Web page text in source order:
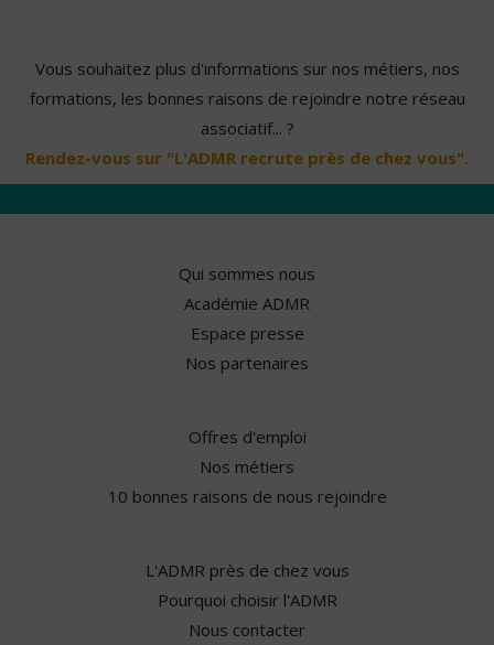
Vous souhaitez plus d'informations sur nos métiers, nos
formations, les bonnes raisons de rejoindre notre réseau
associatif... ?
Rendez-vous sur "L'ADMR recrute près de chez vous".
Qui sommes nous
Académie ADMR
Espace presse
Nos partenaires
Offres d'emploi
Nos métiers
10 bonnes raisons de nous rejoindre
L'ADMR près de chez vous
Pourquoi choisir l'ADMR
Nous contacter